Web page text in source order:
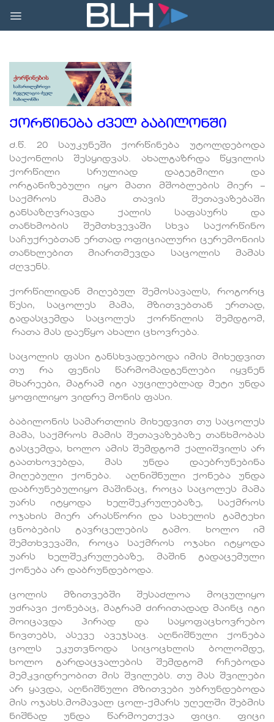
content
ქორწინება ძველ ბაბილონში
ძ.წ. 20 საუკუნეში ქორწინება უტოლდებოდა
საქონლის შესყიდვას. ახალგაზრდა წყვილის
ქორწილი სრულიად დაგეგმილი და
ორგანიზებული იყო მათი მშობლების მიერ –
საქმროს მამა თავის შეთავაზებაში
განსაზღვრავდა ქალის საფასურს და
თანხმობის შემთხვევაში სხვა საქორწინო
საჩუქრებთან ერთად ოფიციალური ცერემონიის
თანხლებით მიართმევდა საცოლის მამას
ძღვენს.
ქორწილიდან მიღებულ შემოსავალს, როგორც
წესი, საცოლეს მამა, მზითვებთან ერთად,
გადასცემდა საცოლეს ქორწილის შემდგომ,
რათა მას დაეწყო ახალი ცხოვრება.
საცოლის ფასი განსხვადებოდა იმის მიხედვით
თუ რა ფენის წარმომადგენლები იყვნენ
მხარეები, მაგრამ იგი აუცილებლად მეტი უნდა
ყოფილიყო ვიდრე მონის ფასი.
ბაბილონის სამართლის მიხედვით თუ საცოლეს
მამა, საქმროს მამის შეთავაზებაზე თანხმობას
გასცემდა, ხოლო ამის შემდგომ ქალიშვილს არ
გაათხოვებდა, მას უნდა დაებრუნებინა
მიღებული ქონება. აღნიშნული ქონება უნდა
დაბრუნებულიყო მაშინაც, როცა საცოლეს მამა
უარს იტყოდა ხელშეკრულებაზე, საქმროს
ოჯახის მიერ არასწორი და სახელის გამტეხი
ცნობების გავრცელების გამო. ხოლო იმ
შემთხვევაში, როცა საქმროს ოჯახი იტყოდა
უარს ხელშეკრულებაზე, მაშინ გადაცემული
ქონება არ დაბრუნდებოდა.
ცოლის მზითვებში შესაძლოა მოცულიყო
უძრავი ქონებაც, მაგრამ ძირითადად მაინც იგი
მოიცავდა პირად და საყოფაცხოვრებო
ნივთებს, ასევე ავეჯსაც. აღნიშნული ქონება
ცოლს ეკუთვნოდა სიცოცხლის ბოლომდე,
ხოლო გარდაცვალების შემდგომ რჩებოდა
მემკვიდრეობით მის შვილებს. თუ მას შვილები
არ ყავდა, აღნიშნული მზითვები უბრუნდებოდა
მის ოჯახს.მომავალ ცოლ-ქმარს უღელში შებმის
ნიშნად უნდა წარმოეთქვა ფიცი. ფიცი